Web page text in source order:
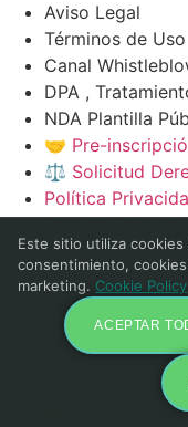
Aviso Legal
Términos de Uso
Canal
DPA ,
NDA Plantilla
🤝 Pre-
⚖️ Solicitud
Política
Política Cookies
Imprint
Aviso Legal
Términos de Uso
Canal
DPA ,
NDA Plantilla
🤝 Pre-
Este sitio utiliza
consentimiento,
marketing. Cookie Policy
ACEPTAR